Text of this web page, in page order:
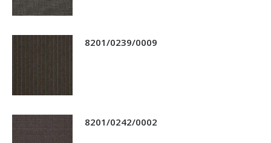
8201/0239/0009
8201/0242/0002